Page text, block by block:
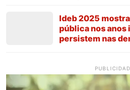
Ideb 2025
pública nos anos
persistem nas